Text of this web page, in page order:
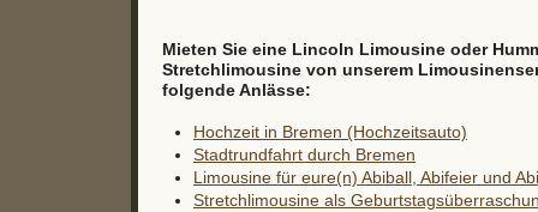
Mieten Sie eine Lincoln Limousine oder
Stretchlimousine von unserem
folgende Anlässe:
Hochzeit in Bremen (Hochzeitsauto)
Stadtrundfahrt durch Bremen
Limousine für eure(n) Abiball, Abifeier und
Stretchlimousine als